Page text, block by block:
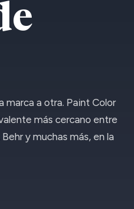
marca a otra. Paint Color
más cercano entre
y muchas más, en la